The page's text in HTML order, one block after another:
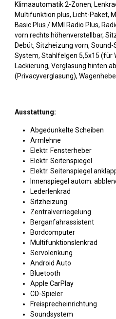
Klimaautomatik 2-Zonen,
Multifunktion plus, Licht-Paket,
Basic Plus / MMI Radio Plus,
vorn rechts höhenverstellbar,
Debüt, Sitzheizung vorn,
System, Stahlfelgen 5,5x15 (für
Lackierung, Verglasung hinten
(Privacyverglasung),
Ausstattung:
Abgedunkelte Scheiben
Armlehne
Elektr. Fensterheber
Elektr. Seitenspiegel
Elektr. Seitenspiegel
Innenspiegel autom.
Lederlenkrad
Sitzheizung
Zentralverriegelung
Berganfahrassistent
Bordcomputer
Multifunktionslenkrad
Servolenkung
Android Auto
Bluetooth
Apple CarPlay
CD-Spieler
Freisprecheinrichtung
Soundsystem